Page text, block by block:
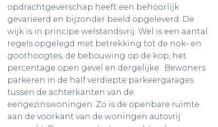
opdrachtgeverschap heeft een behoorlijk
gevarieerd en bijzonder beeld opgeleverd. De
wijk is in principe welstandsvrij. Wel is een aantal
regels opgelegd met betrekking tot de nok- en
goothoogtes, de bebouwing op de kop, het
percentage open gevel en dergelijke. Bewoners
parkeren in de half verdiepte parkeergarages
tussen de achterkanten van de
eengezinswoningen. Zo is de openbare ruimte
aan de voorkant van de woningen autovrij